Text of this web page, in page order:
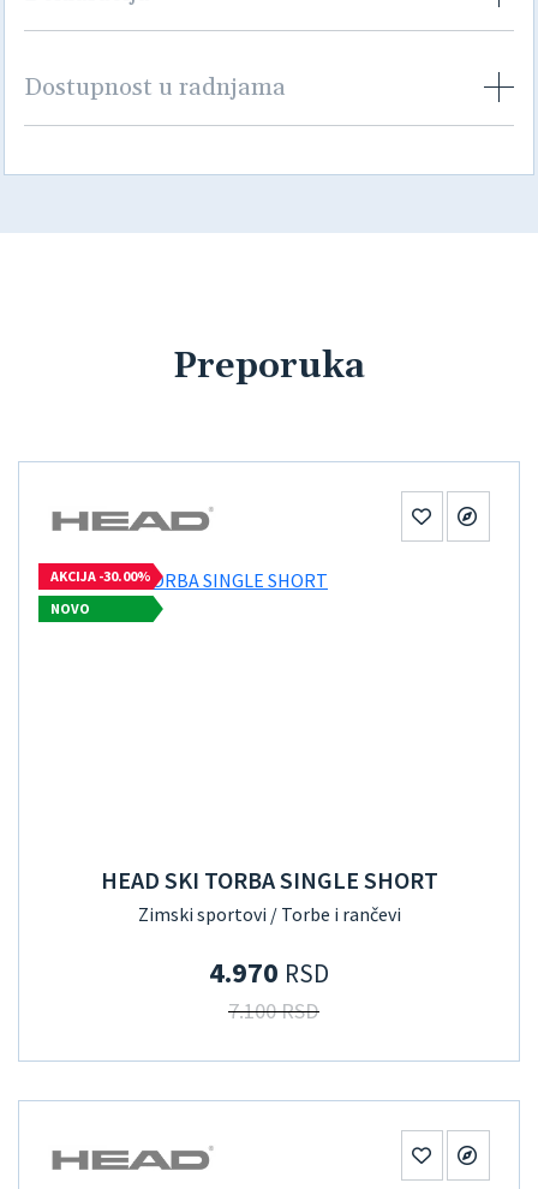
Dostupnost u radnjama
Preporuka
AKCIJA -30.00%
NOVO
HEAD SKI TORBA SINGLE SHORT
Zimski sportovi / Torbe i rančevi
4.970 RSD
7.100 RSD